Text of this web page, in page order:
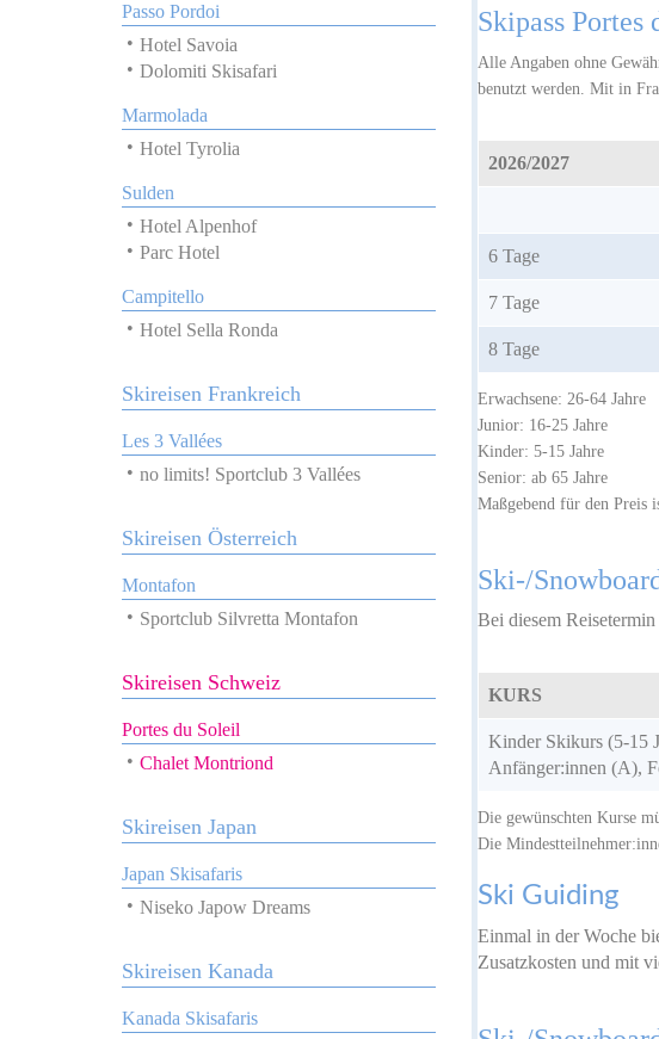
Passo Pordoi
Hotel Savoia
Dolomiti Skisafari
Marmolada
Hotel Tyrolia
Sulden
Hotel Alpenhof
Parc Hotel
Campitello
Hotel Sella Ronda
Skireisen Frankreich
Les 3 Vallées
no limits! Sportclub 3 Vallées
Skireisen Österreich
Montafon
Sportclub Silvretta Montafon
Skireisen Schweiz
Portes du Soleil
Chalet Montriond
Skireisen Japan
Japan Skisafaris
Niseko Japow Dreams
Skireisen Kanada
Kanada Skisafaris
Skipass
Alle Angaben ohne
benutzt werden. Mit in
2026/2027
6 Tage
7 Tage
8 Tage
Erwachsene: 26-64 Jahre
Junior: 16-25 Jahre
Kinder: 5-15 Jahre
Senior: ab 65 Jahre
Maßgebend für den Preis
Ski-/
Bei diesem
KURS
Kinder Skikurs (5-15
Anfänger:innen (A),
Die gewünschten Kurse
Die
Ski Guiding
Einmal in der Woche
Zusatzkosten und mit